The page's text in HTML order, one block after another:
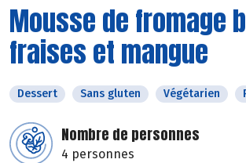
Mousse de fromage
fraises et mangue
Dessert Sans gluten Végétarien
Nombre de personnes
4 personnes